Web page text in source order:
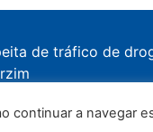
de tráfico de
continuar a navegar